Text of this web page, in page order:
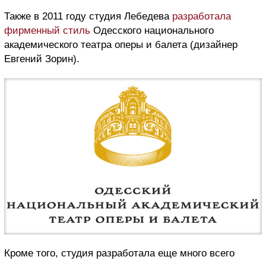
Также в 2011 году студия Лебедева разработала
фирменный стиль Одесского национального
академического театра оперы и балета (дизайнер
Евгений Зорин).
Кроме того, студия разработала еще много всего